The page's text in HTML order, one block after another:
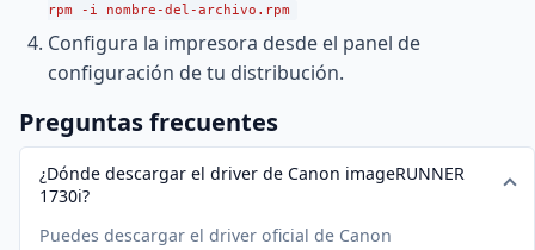
rpm -i nombre-del-archivo.rpm
Configura la impresora desde el panel de
configuración de tu distribución.
Preguntas frecuentes
¿Dónde descargar el driver de Canon imageRUNNER
1730i?
Puedes descargar el driver oficial de Canon